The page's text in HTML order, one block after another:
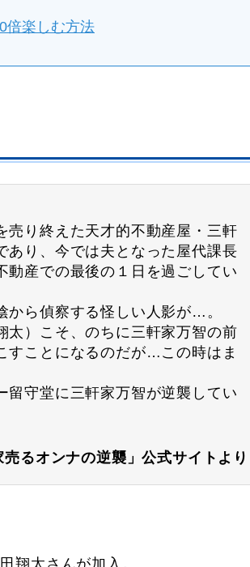
倍楽しむ方法
売り終えた天才的不動産屋・三軒
あり、今では夫となった屋代課長
動産での最後の１日を過ごしてい
から偵察する怪しい人影が…。
太）こそ、のちに三軒家万智の前
すことになるのだが…この時はま
留守堂に三軒家万智が逆襲してい
売るオンナの逆襲」公式サイトより
翔太さんが加入。